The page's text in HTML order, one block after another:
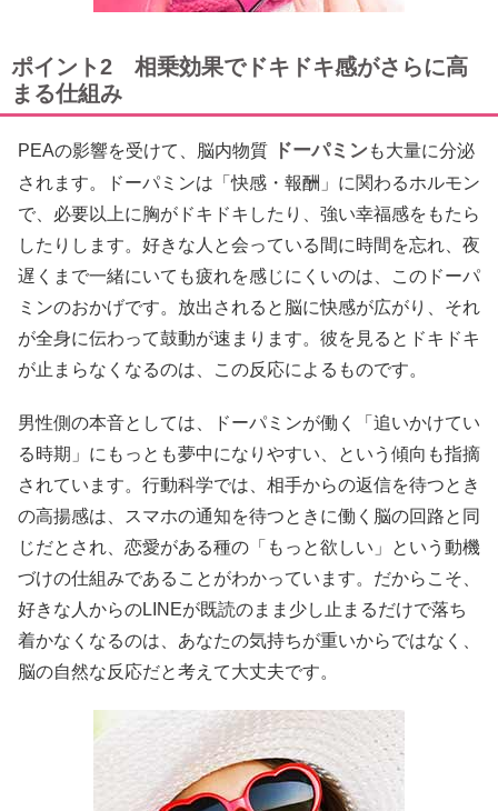
ポイント2 相乗効果でドキドキ感がさらに高
まる仕組み
PEAの影響を受けて、脳内物質 ドーパミンも大量に分泌
されます。ドーパミンは「快感・報酬」に関わるホルモン
で、必要以上に胸がドキドキしたり、強い幸福感をもたら
したりします。好きな人と会っている間に時間を忘れ、夜
遅くまで一緒にいても疲れを感じにくいのは、このドーパ
ミンのおかげです。放出されると脳に快感が広がり、それ
が全身に伝わって鼓動が速まります。彼を見るとドキドキ
が止まらなくなるのは、この反応によるものです。
男性側の本音としては、ドーパミンが働く「追いかけてい
る時期」にもっとも夢中になりやすい、という傾向も指摘
されています。行動科学では、相手からの返信を待つとき
の高揚感は、スマホの通知を待つときに働く脳の回路と同
じだとされ、恋愛がある種の「もっと欲しい」という動機
づけの仕組みであることがわかっています。だからこそ、
好きな人からのLINEが既読のまま少し止まるだけで落ち
着かなくなるのは、あなたの気持ちが重いからではなく、
脳の自然な反応だと考えて大丈夫です。